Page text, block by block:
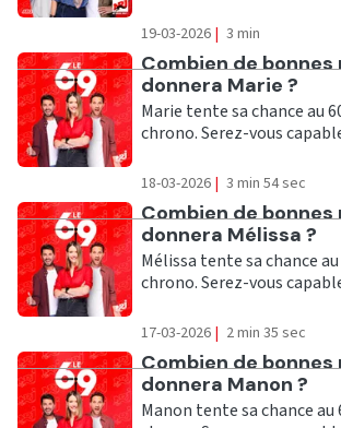
19-03-2026 | 3 min
Ecouter
Combien de bonnes
donnera Marie ?
Marie tente sa chance au
chrono. Serez-vous
18-03-2026 | 3 min 54 sec
Ecouter
Combien de bonnes
donnera Mélissa ?
Mélissa tente sa chance
chrono. Serez-vous
17-03-2026 | 2 min 35 sec
Ecouter
Combien de bonnes
donnera Manon ?
Manon tente sa chance au